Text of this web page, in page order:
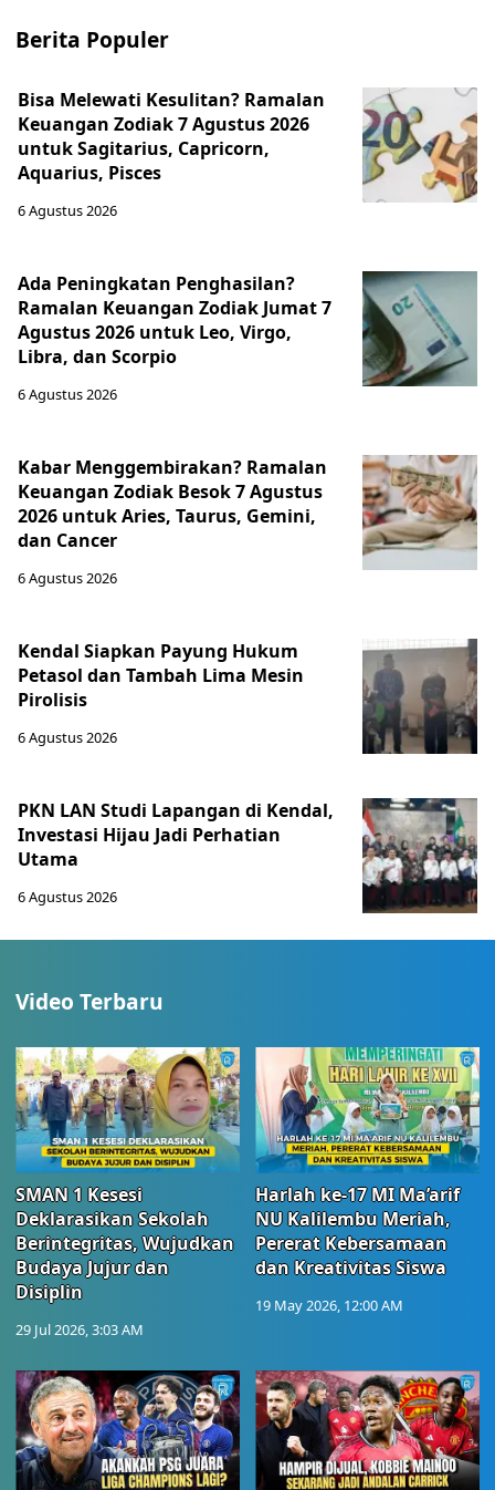
Berita Populer
Bisa Melewati Kesulitan? Ramalan
Keuangan Zodiak 7 Agustus 2026
untuk Sagitarius, Capricorn,
Aquarius, Pisces
6 Agustus 2026
Ada Peningkatan Penghasilan?
Ramalan Keuangan Zodiak Jumat 7
Agustus 2026 untuk Leo, Virgo,
Libra, dan Scorpio
6 Agustus 2026
Kabar Menggembirakan? Ramalan
Keuangan Zodiak Besok 7 Agustus
2026 untuk Aries, Taurus, Gemini,
dan Cancer
6 Agustus 2026
Kendal Siapkan Payung Hukum
Petasol dan Tambah Lima Mesin
Pirolisis
6 Agustus 2026
PKN LAN Studi Lapangan di Kendal,
Investasi Hijau Jadi Perhatian
Utama
6 Agustus 2026
Video Terbaru
SMAN 1 Kesesi
Deklarasikan Sekolah
Berintegritas, Wujudkan
Budaya Jujur dan
Disiplin
29 Jul 2026, 3:03 AM
Harlah ke-17 MI Ma’arif
NU Kalilembu Meriah,
Pererat Kebersamaan
dan Kreativitas Siswa
19 May 2026, 12:00 AM